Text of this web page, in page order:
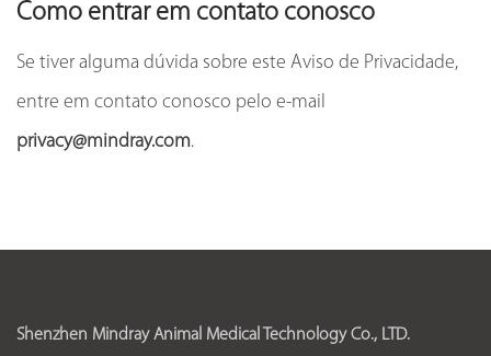
Como entrar em contato conosco
Se tiver alguma dúvida sobre este Aviso de Privacidade,
entre em contato conosco pelo e-mail
privacy@mindray.com.
Shenzhen Mindray Animal Medical Technology Co., LTD.